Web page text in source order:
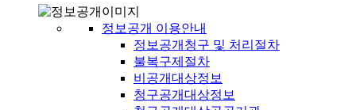
정보공개 이용안내
정보공개청구 및 처리절차
불복구제절차
비공개대상정보
청구공개대상정보